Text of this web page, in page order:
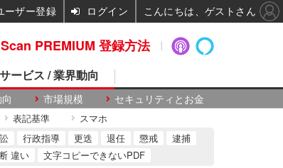
ービス / 業界動向
市場規模 セキュリティとお金
表記基準 スマホ
行政指導 更迭 退任 懲戒
逮捕
違い 文字コピーできないPDF
Scan PREMIUM 登録方法
ーザー登録 ログイン こんにちは、ゲストさん